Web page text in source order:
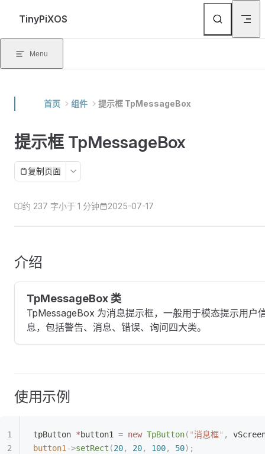
Skip to content
TinyPiXOS
Menu
首页 组件 提示框 TpMessageBox
提示框 TpMessageBox
复制页面
约 237 字小于 1 分钟 2025-07-17
介绍
TpMessageBox 类
TpMessageBox 为消息提示框，一般用于模态提示用户
息，包括警告、消息、错误、询问四大类。
使用示例
tpButton *button1 = new TpButton( "消息框" ,
button1 ->setRect (20, 20, 100, 50);